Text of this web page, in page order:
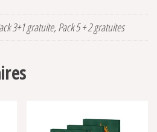
3+1 gratuite, Pack 5 + 2 gratuites